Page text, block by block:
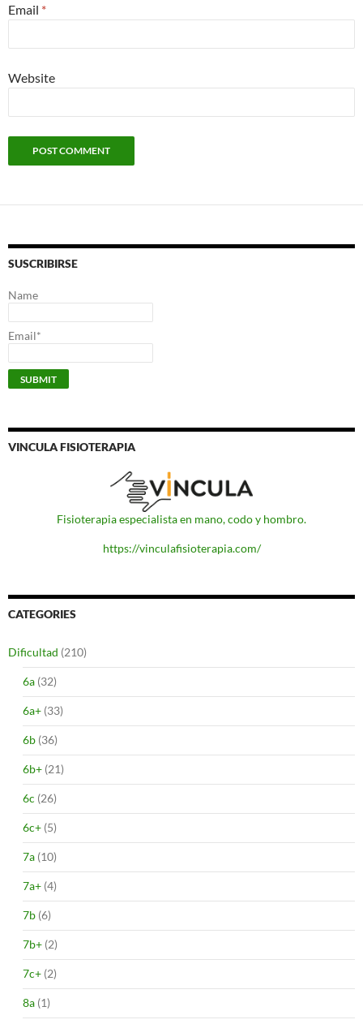
Email *
Website
SUSCRIBIRSE
Name
Email*
VINCULA FISIOTERAPIA
Fisioterapia especialista en mano, codo y hombro.
https://vinculafisioterapia.com/
CATEGORIES
Dificultad (210)
6a (32)
6a+ (33)
6b (36)
6b+ (21)
6c (26)
6c+ (5)
7a (10)
7a+ (4)
7b (6)
7b+ (2)
7c+ (2)
8a (1)